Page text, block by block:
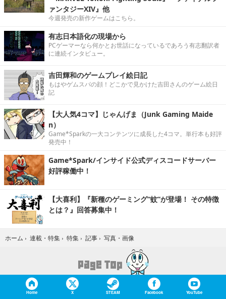
ァンタジーXIV』他
今週発売の新作ゲームはこちら。
有志日本語化の現場から
PCゲーマーなら何かとお世話になっているであろう有志翻訳者
に連続インタビュー。
吉田輝和のゲームプレイ絵日記
もはやゲムスパの顔！どこかで見かけた吉田さんのゲーム絵日
記
【大人気4コマ】じゃんげま（Junk Gaming Maide
n）
Game*Sparkの一大コンテンツに成長した4コマ。単行本も好評
発売中！
Game*Spark/インサイド公式ディスコードサーバー
好評稼働中！
【大喜利】『新種のゲーミング“蚊”が登場！ その特徴
とは？』回答募集中！
ホーム › 連載・特集 › 特集 › 記事 › 写真・画像
Home X STEAM Facebook YouTube